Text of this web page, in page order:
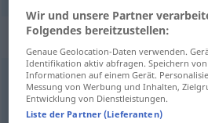
Synonyme für
anstifte,begynne,debutere,
innlede,innvie,istemme,opprette
Wir und unsere Partner
Folgendes bereitzustellen:
Genaue Geolocation-Daten verwenden.
Identifikation aktiv abfragen. Speichern
Informationen auf einem Gerät.
Messung von Werbung und Inhalten,
Entwicklung von Dienstleistungen.
Liste der Partner (Lieferanten)